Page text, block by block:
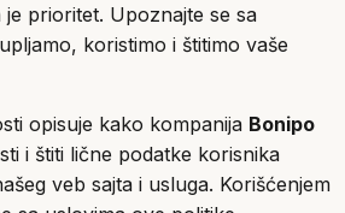
prioritet. Upoznajte se sa
koristimo i štitimo vaše
opisuje kako kompanija Bonipo
i štiti lične podatke korisnika
veb sajta i usluga. Korišćenjem